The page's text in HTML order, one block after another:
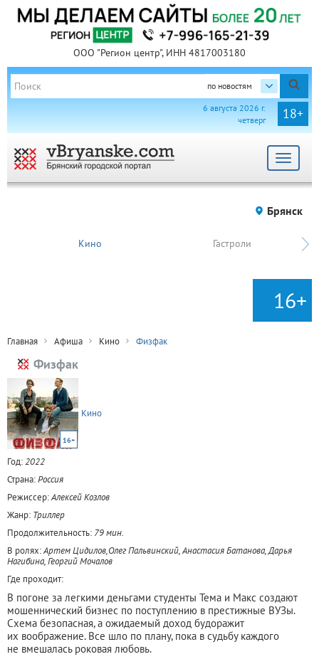
ООО "Регион центр", ИНН 4817003180
по новостям
18+
6 августа 2026 г.
четверг
Toggle
Брянск
Кино Гастроли
16+
Главная Афиша Кино Физфак
Физфак
16+
Кино
Год:2022
Страна:Россия
Режиссер:Алексей Козлов
Жанр: Триллер
Продолжительность: 79 мин.
В ролях:Артем Цидилов,Олег Пальвинский, Анастасия Батанова, Дарья
Нагибина, Георгий Мочалов
Где проходит:
В погоне за легкими деньгами студенты Тема и Макс создают
мошеннический бизнес по поступлению в престижные ВУЗы.
Схема безопасная, а ожидаемый доход будоражит
их воображение. Все шло по плану, пока в судьбу каждого
не вмешалась роковая любовь.